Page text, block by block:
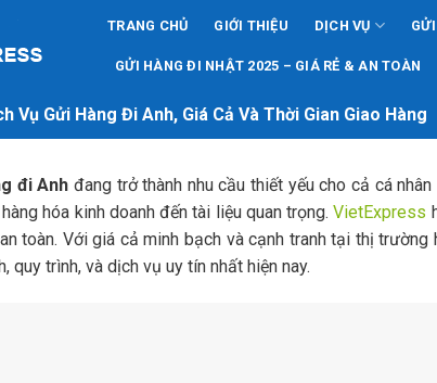
TRANG CHỦ GIỚI THIỆU DỊCH VỤ
GỬI HÀNG ĐI NHẬT 2025 – GIÁ RẺ & AN TOÀN
Vụ Gửi Hàng Đi Anh, Giá Cả Và Thời Gian Giao Hàng
đi Anh đang trở thành nhu cầu thiết yếu cho cả cá
hóa kinh doanh đến tài liệu quan trọng.VietExpress
toàn. Với giá cả minh bạch và cạnh tranh tại thị
quy trình, và dịch vụ uy tín nhất hiện nay.